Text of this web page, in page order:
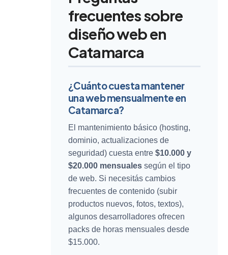
frecuentes sobre
diseño web en
Catamarca
¿Cuánto cuesta mantener
una web mensualmente en
Catamarca?
El mantenimiento básico (hosting,
dominio, actualizaciones de
seguridad) cuesta entre $10.000 y
$20.000 mensuales según el tipo
de web. Si necesitás cambios
frecuentes de contenido (subir
productos nuevos, fotos, textos),
algunos desarrolladores ofrecen
packs de horas mensuales desde
$15.000.